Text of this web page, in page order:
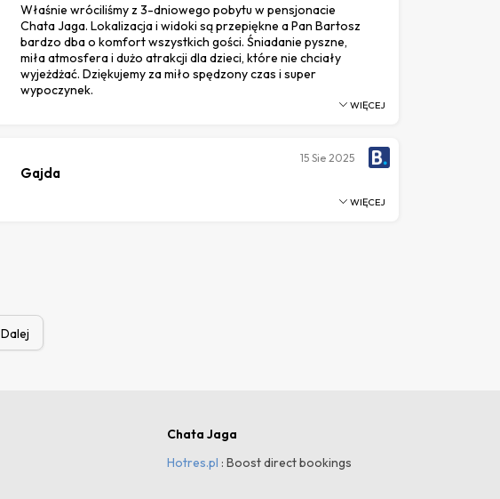
Właśnie wróciliśmy z 3-dniowego pobytu w pensjonacie
Chata Jaga. Lokalizacja i widoki są przepiękne a Pan Bartosz
bardzo dba o komfort wszystkich gości. Śniadanie pyszne,
miła atmosfera i dużo atrakcji dla dzieci, które nie chciały
wyjeżdżać. Dziękujemy za miło spędzony czas i super
wypoczynek.
WIĘCEJ
Gajda
15 Sie 2025
WIĘCEJ
Dalej
Chata Jaga
Hotres.pl : Boost direct bookings